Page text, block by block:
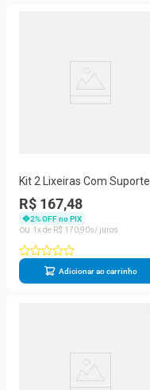
Kit 2 Lixeiras Com Suporte
De Papel Higiênico - Stolf
Areia-vermelho
R$ 167,48
2% OFF no PIX
1
R$ 17090
Adicionar ao carrinho